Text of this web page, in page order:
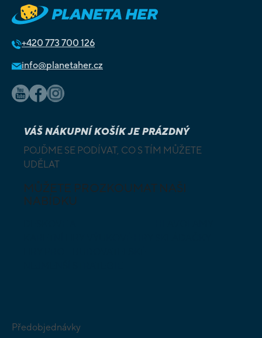
+420 773 700 126
info@planetaher.cz
VÁŠ NÁKUPNÍ KOŠÍK JE PRÁZDNÝ
POJĎME SE PODÍVAT, CO S TÍM MŮŽETE
UDĚLAT
MŮŽETE PROZKOUMAT NAŠI
NABÍDKU
Předobjednávky